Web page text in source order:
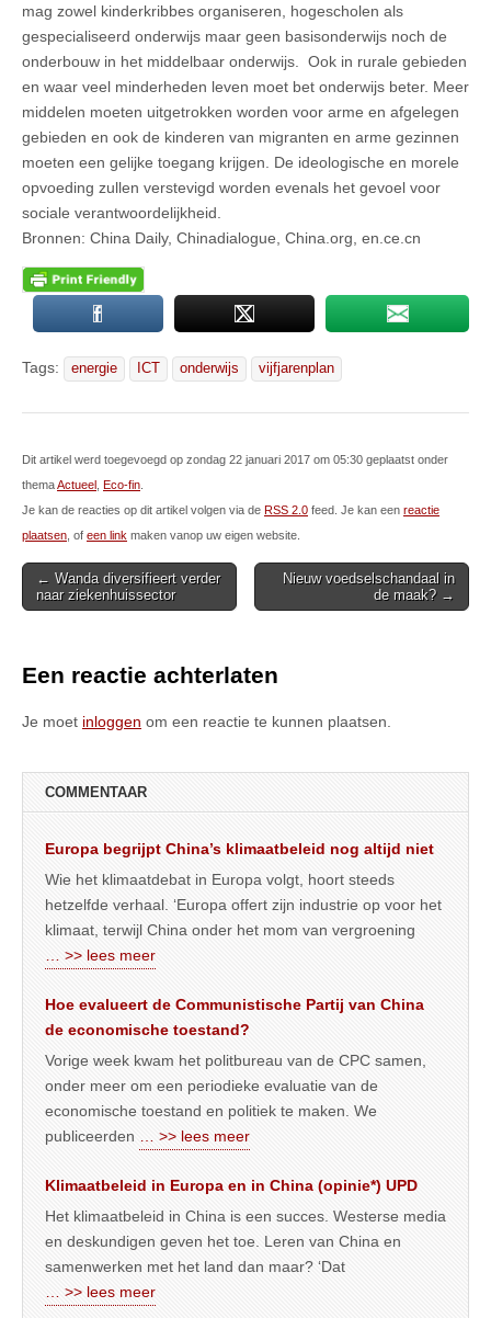
mag zowel kinderkribbes organiseren, hogescholen als
gespecialiseerd onderwijs maar geen basisonderwijs noch de
onderbouw in het middelbaar onderwijs. Ook in rurale gebieden
en waar veel minderheden leven moet bet onderwijs beter. Meer
middelen moeten uitgetrokken worden voor arme en afgelegen
gebieden en ook de kinderen van migranten en arme gezinnen
moeten een gelijke toegang krijgen. De ideologische en morele
opvoeding zullen verstevigd worden evenals het gevoel voor
sociale verantwoordelijkheid.
Bronnen: China Daily, Chinadialogue, China.org, en.ce.cn
Tags: energie ICT onderwijs vijfjarenplan
Dit artikel werd toegevoegd op zondag 22 januari 2017 om 05:30 geplaatst onder
themaActueel Eco-fin
Je kan de reacties op dit artikel volgen via de RSS 2.0 feed. Je kan een reactie
plaatsen , of een link maken vanop uw eigen website.
Post
navigation
← Wanda diversifieert verder
naar ziekenhuissector
Nieuw voedselschandaal in
de maak? →
Een reactie achterlaten
Je moet inloggen om een reactie te kunnen plaatsen.
COMMENTAAR
Europa begrijpt China’s klimaatbeleid nog altijd niet
Wie het klimaatdebat in Europa volgt, hoort steeds
hetzelfde verhaal. ‘Europa offert zijn industrie op voor het
klimaat, terwijl China onder het mom van vergroening
… >> lees meer
Hoe evalueert de Communistische Partij van China
de economische toestand?
Vorige week kwam het politbureau van de CPC samen,
onder meer om een periodieke evaluatie van de
economische toestand en politiek te maken. We
publiceerden
… >> lees meer
Klimaatbeleid in Europa en in China (opinie*) UPD
Het klimaatbeleid in China is een succes. Westerse media
en deskundigen geven het toe. Leren van China en
samenwerken met het land dan maar? ‘Dat
… >> lees meer